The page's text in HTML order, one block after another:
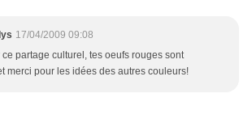
17/04/2009 09:08
ce partage culturel, tes oeufs rouges sont
merci pour les idées des autres couleurs!